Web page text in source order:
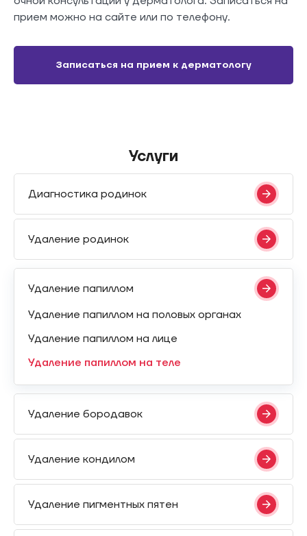
прием можно на сайте или по телефону.
Записаться на прием к дерматологу
Услуги
Диагностика родинок
Удаление родинок
Удаление папиллом
Удаление папиллом на половых органах
Удаление папиллом на лице
Удаление папиллом на теле
Удаление бородавок
Удаление кондилом
Удаление пигментных пятен